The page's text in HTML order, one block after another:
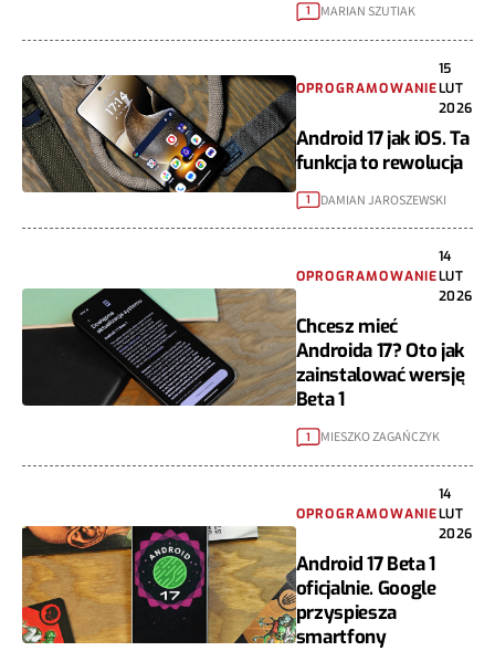
1 MARIAN SZUTIAK
OPROGRAMOWANIE
15
LUT
2026
Android 17 jak iOS. Ta
funkcja to rewolucja
1 DAMIAN JAROSZEWSKI
OPROGRAMOWANIE
14
LUT
2026
Chcesz mieć
Androida 17? Oto jak
zainstalować wersję
Beta 1
1 MIESZKO ZAGAŃCZYK
OPROGRAMOWANIE
14
LUT
2026
Android 17 Beta 1
oficjalnie. Google
przyspiesza
smartfony